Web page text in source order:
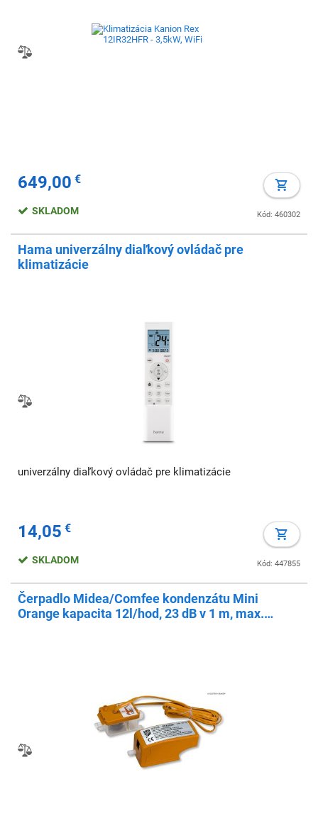
649,00 €
Kód: 460302
SKLADOM
Hama univerzálny diaľkový ovládač pre
klimatizácie
univerzálny diaľkový ovládač pre klimatizácie
14,05 €
Kód: 447855
SKLADOM
Čerpadlo Midea/Comfee kondenzátu Mini
Orange kapacita 12l/hod, 23 dB v 1 m, max.